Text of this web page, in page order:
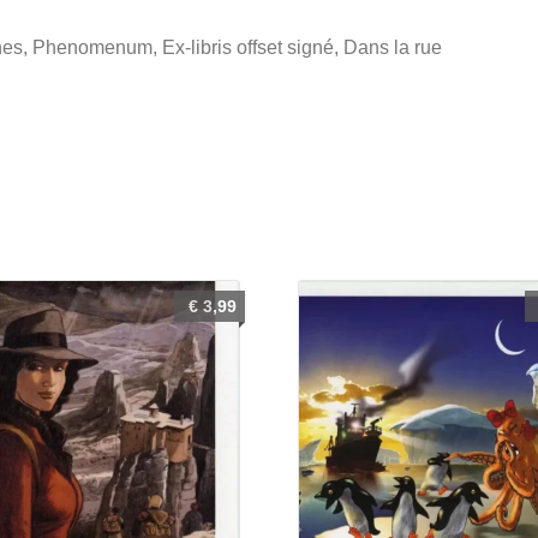
Phenomenum, Ex-libris offset signé, Dans la rue
€3,99